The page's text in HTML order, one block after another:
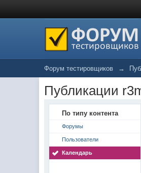
Форум тестировщиков →
Публикации
По типу контента
Форумы
Пользователи
Календарь